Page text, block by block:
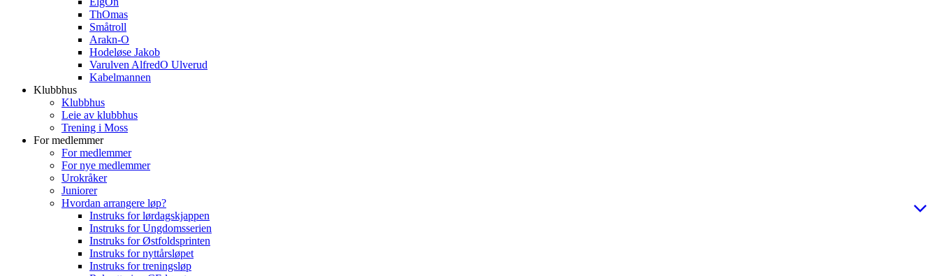
ThOmas
Småtroll
Arakn-O
Hodeløse Jakob
Varulven AlfredO Ulverud
Kabelmannen
Klubbhus
Klubbhus
Leie av klubbhus
Trening i Moss
For medlemmer
For medlemmer
For nye medlemmer
Urokråker
Juniorer
Hvordan arrangere løp?
Instruks for lørdagskjappen
Instruks for Ungdomsserien
Instruks for Østfoldsprinten
Instruks for nyttårsløpet
Instruks for treningsløp